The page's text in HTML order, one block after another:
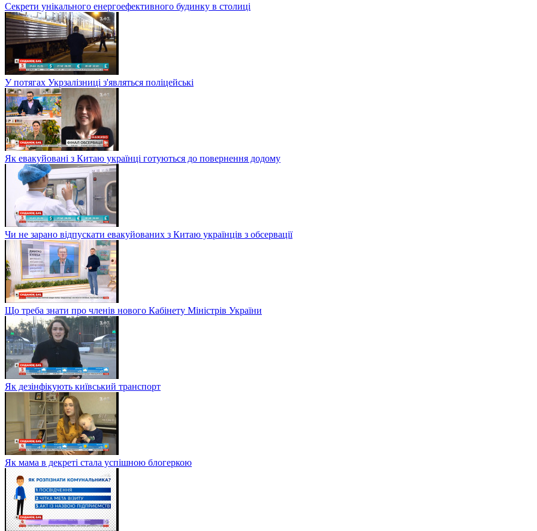
Секрети унікального енергоефективного будинку в столиці
У потягах Укрзалізниці з'являться поліцейські
Як евакуйовані з Китаю українці готуються до повернення додому
Чи не зарано відпускати евакуйованих з Китаю українців з обсервації
Що треба знати про членів нового Кабінету Міністрів України
Як дезінфікують київський транспорт
Як мама в декреті стала успішною блогеркою